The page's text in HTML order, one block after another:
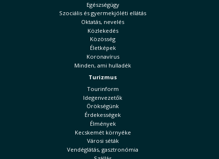
Egészségügy
Szociális és gyermekjóléti ellátás
Oktatás, nevelés
Közlekedés
Közösség
Életképek
Koronavírus
Minden, ami hulladék
Turizmus
Tourinform
Idegenvezetők
Örökségünk
Érdekességek
Élmények
Kecskemét környéke
Városi séták
Vendéglátás, gasztronómia